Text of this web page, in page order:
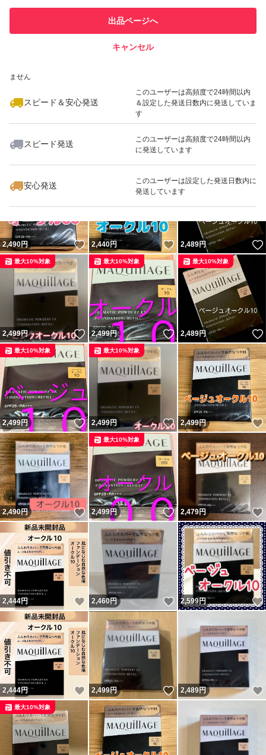
での取引実績があります
ません
スピード＆安心発送
このユーザーは高頻度で24時間以内
＆設定した発送日数内に発送していま
す
スピード発送
このユーザーは高頻度で24時間以内
に発送しています
安心発送
このユーザーは設定した発送日数内に
発送しています
出品ページへ
キャンセル
いいね！
2,490
2,490円 いいね！
2,440円 いいね！
2,489円
2,499円 いいね！
最大10%対象
2,499円 いいね！
最大10%対象
2,489円
最大10%対象
2,499円 いいね！
最大10%対象
2,499円 いいね！
最大10%対象
2,499円
2,490円 いいね！
2,499円 いいね！
最大10%対象
2,479円
2,444円 いいね！
2,460円 いいね！
2,599円
2,444円 いいね！
2,499円 いいね！
2,489円
最大10%対象